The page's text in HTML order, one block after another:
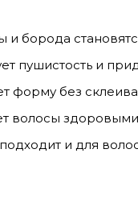
и борода
пушистость и
форму без
волосы
и для